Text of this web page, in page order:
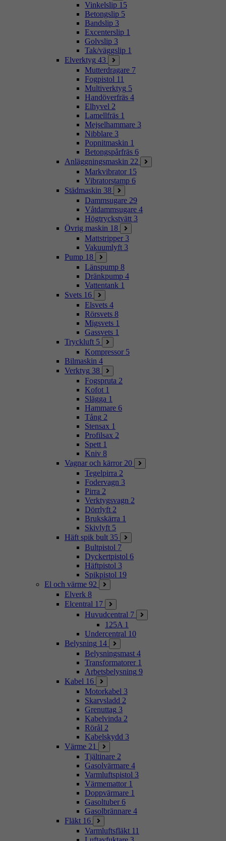
Vinkelslip 15
Betongslip 5
Bandslip 3
Excenterslip 1
Golvslip 3
Tak/väggslip 1
Elverktyg 43
Mutterdragare 7
Fogpistol 11
Multiverktyg 5
Handöverfräs 4
Elhyvel 2
Lamellfräs 1
Mejselhammare 3
Nibblare 3
Popnitmaskin 1
Betongspårfräs 6
Anläggningsmaskin 22
Markvibrator 15
Vibratorstamp 6
Städmaskin 38
Dammsugare 29
Våtdammsugare 4
Högtryckstvätt 3
Övrig maskin 18
Mattstripper 3
Vakuumlyft 3
Pump 18
Länspump 8
Dränkpump 4
Vattentank 1
Svets 16
Elsvets 4
Rörsvets 8
Migsvets 1
Gassvets 1
Tryckluft 5
Kompressor 5
Bilmaskin 4
Verktyg 38
Fogspruta 2
Kofot 1
Slägga 1
Hammare 6
Tång 2
Stensax 1
Profilsax 2
Spett 1
Kniv 8
Vagnar och kärror 20
Tegelpirra 2
Fodervagn 3
Pirra 2
Verktygsvagn 2
Dörrlyft 2
Brukskärra 1
Skivlyft 5
Häft spik bult 35
Bultpistol 7
Dyckertpistol 6
Häftpistol 3
Spikpistol 19
El och värme 92
Elverk 8
Elcentral 17
Huvudcentral 7
125A 1
Undercentral 10
Belysning 14
Belysningsmast 4
Transformatorer 1
Arbetsbelysning 9
Kabel 16
Motorkabel 3
Skarvsladd 2
Grenuttag 3
Kabelvinda 2
Rörål 2
Kabelskydd 3
Värme 21
Tjältinare 2
Gasolvärmare 4
Varmluftspistol 3
Värmemattor 1
Doppvärmare 1
Gasoltuber 6
Gasolbrännare 4
Fläkt 16
Varmluftsfläkt 11